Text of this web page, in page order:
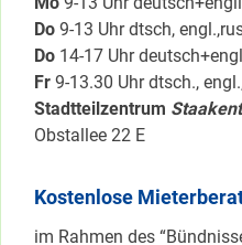
Do 9-13 Uhr dtsch,
Do 14-17 Uhr
Fr 9-13.30 Uhr dtsch.,
Stadtteilzentrum
Obstallee 22 E
Kostenlose
im Rahmen des